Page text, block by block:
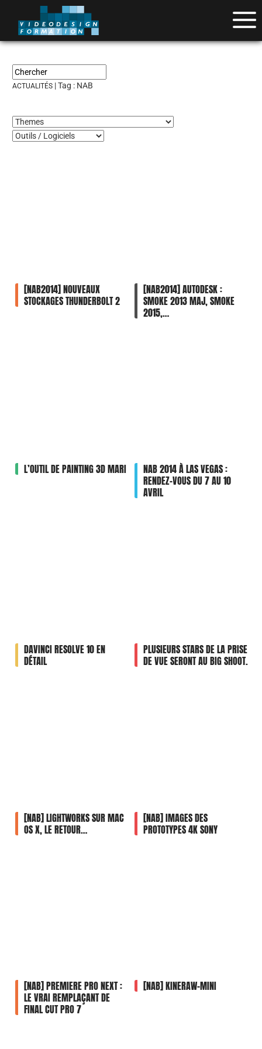
ACTUALITÉS | Tag : NAB
[NAB2014] NOUVEAUX
STOCKAGES THUNDERBOLT 2
[NAB2014] AUTODESK :
SMOKE 2013 MAJ, SMOKE
2015,…
L’OUTIL DE PAINTING 3D MARI
NAB 2014 À LAS VEGAS :
RENDEZ-VOUS DU 7 AU 10
AVRIL
DAVINCI RESOLVE 10 EN
DÉTAIL
PLUSIEURS STARS DE LA PRISE
DE VUE SERONT AU BIG SHOOT.
[NAB] LIGHTWORKS SUR MAC
OS X, LE RETOUR…
[NAB] IMAGES DES
PROTOTYPES 4K SONY
[NAB] PREMIERE PRO NEXT :
LE VRAI REMPLAÇANT DE
FINAL CUT PRO 7
[NAB] KINERAW-MINI